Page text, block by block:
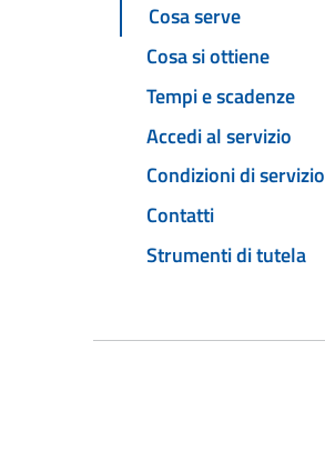
Cosa serve
Cosa si ottiene
Tempi e scadenze
Accedi al servizio
Condizioni di servizio
Contatti
Strumenti di tutela